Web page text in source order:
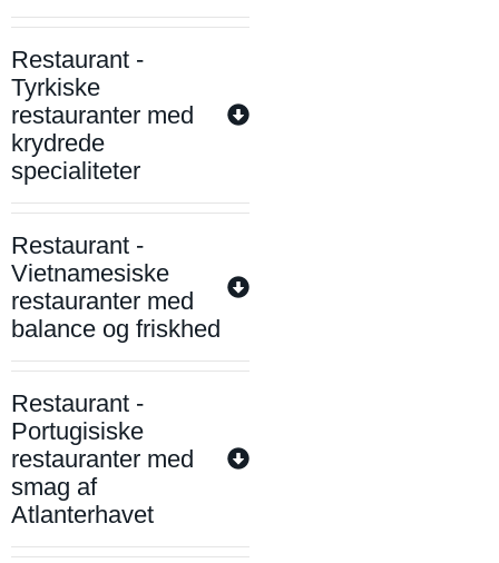
Restaurant -
Tyrkiske
restauranter med
krydrede
specialiteter
Restaurant -
Vietnamesiske
restauranter med
balance og friskhed
Restaurant -
Portugisiske
restauranter med
smag af
Atlanterhavet